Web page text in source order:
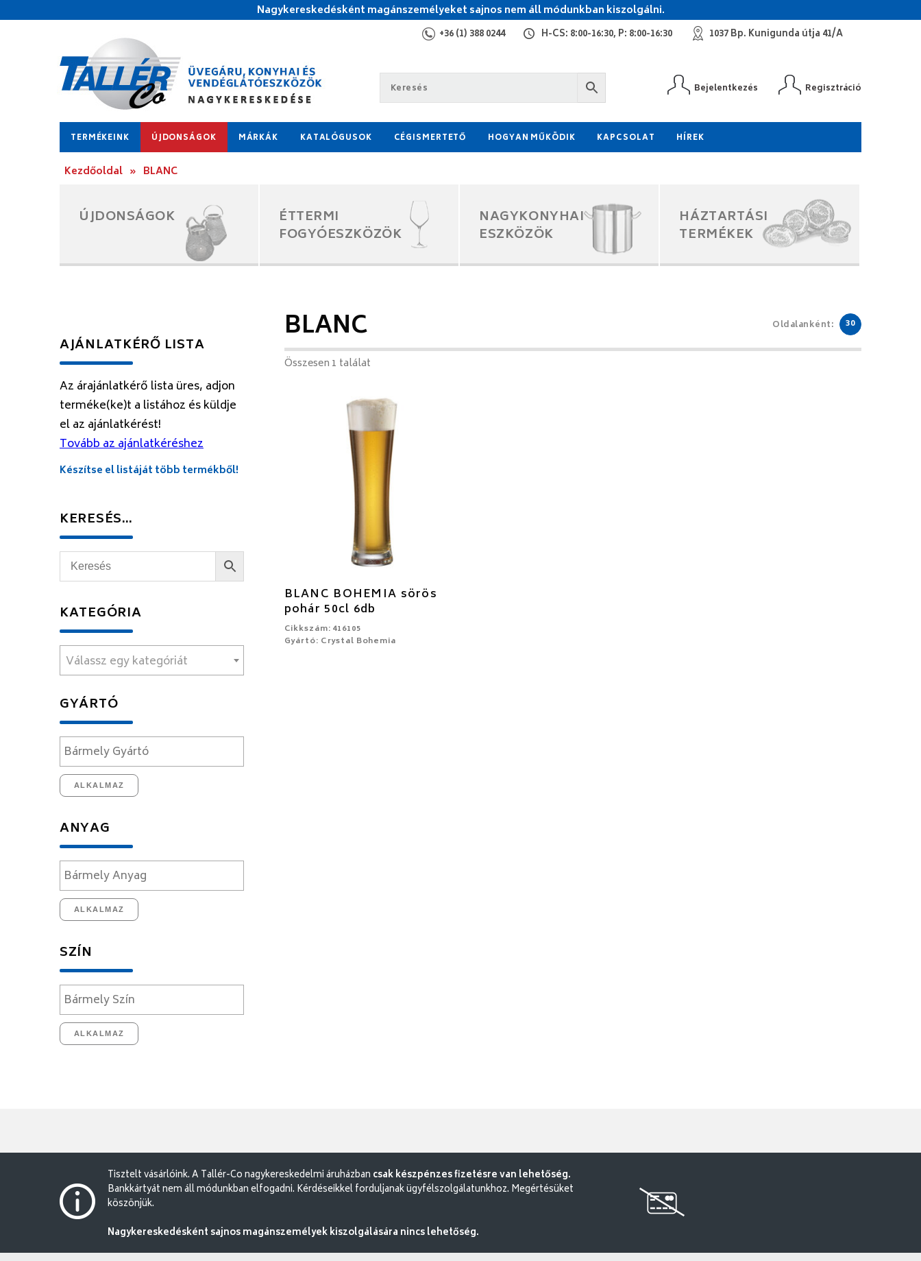
Nagykereskedésként magánszemélyeket sajnos nem áll módunkban kiszolgálni.
+36 (1) 388 0244 H-CS: 8:00-16:30, P: 8:00-16:30 1037 Bp. Kunigunda útja 41/A
Bejelentkezés Regisztráció
TERMÉKEINK ÚJDONSÁGOK MÁRKÁK KATALÓGUSOK CÉGISMERTETŐ HOGYAN MŰKÖDIK KAPCSOLAT HÍREK
Kezdőoldal » BLANC
ÚJDONSÁGOK
ÉTTERMI
FOGYÓESZKÖZÖK
NAGYKONYHAI
ESZKÖZÖK
HÁZTARTÁSI
TERMÉKEK
AJÁNLATKÉRŐ LISTA
Az árajánlatkérő lista üres, adjon
terméke(ke)t a listához és küldje
el az ajánlatkérést!
Tovább az ajánlatkéréshez
Készítse el listáját több termékből!
KERESÉS…
KATEGÓRIA
Válassz egy kategóriát
GYÁRTÓ
ALKALMAZ
ANYAG
ALKALMAZ
SZÍN
ALKALMAZ
BLANC Oldalanként: 30
Összesen 1 találat
BLANC BOHEMIA sörös
pohár 50cl 6db
Cikkszám: 416105
Gyártó: Crystal Bohemia
Tisztelt vásárlóink. A Tallér-Co nagykereskedelmi áruházban csak készpénzes fizetésre van lehetőség.
Bankkártyát nem áll módunkban elfogadni. Kérdéseikkel forduljanak ügyfélszolgálatunkhoz. Megértésüket
köszönjük.
Nagykereskedésként sajnos magánszemélyek kiszolgálására nincs lehetőség.